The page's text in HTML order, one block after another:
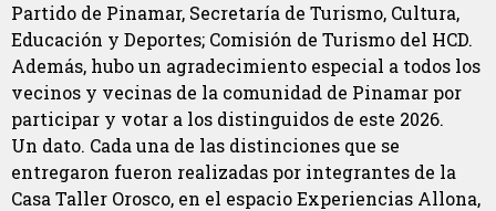
Partido de Pinamar, Secretaría de Turismo, Cultura,
Educación y Deportes; Comisión de Turismo del HCD.
Además, hubo un agradecimiento especial a todos los
vecinos y vecinas de la comunidad de Pinamar por
participar y votar a los distinguidos de este 2026.
Un dato. Cada una de las distinciones que se
entregaron fueron realizadas por integrantes de la
Casa Taller Orosco, en el espacio Experiencias Allona,